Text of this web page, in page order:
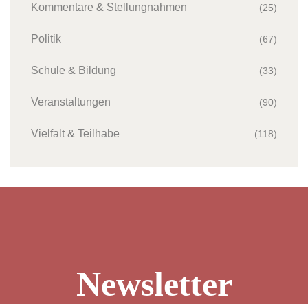
Kommentare & Stellungnahmen (25)
Politik (67)
Schule & Bildung (33)
Veranstaltungen (90)
Vielfalt & Teilhabe (118)
Newsletter